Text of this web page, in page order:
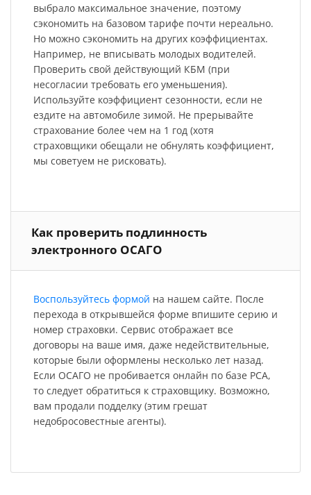
выбрало максимальное значение, поэтому
сэкономить на базовом тарифе почти нереально.
Но можно сэкономить на других коэффициентах.
Например, не вписывать молодых водителей.
Проверить свой действующий КБМ (при
несогласии требовать его уменьшения).
Используйте коэффициент сезонности, если не
ездите на автомобиле зимой. Не прерывайте
страхование более чем на 1 год (хотя
страховщики обещали не обнулять коэффициент,
мы советуем не рисковать).
Как проверить подлинность
электронного ОСАГО
Воспользуйтесь формой на нашем сайте. После
перехода в открывшейся форме впишите серию и
номер страховки. Сервис отображает все
договоры на ваше имя, даже недействительные,
которые были оформлены несколько лет назад.
Если ОСАГО не пробивается онлайн по базе РСА,
то следует обратиться к страховщику. Возможно,
вам продали подделку (этим грешат
недобросовестные агенты).